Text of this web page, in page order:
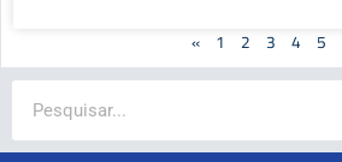
« 1 2 3 4 5